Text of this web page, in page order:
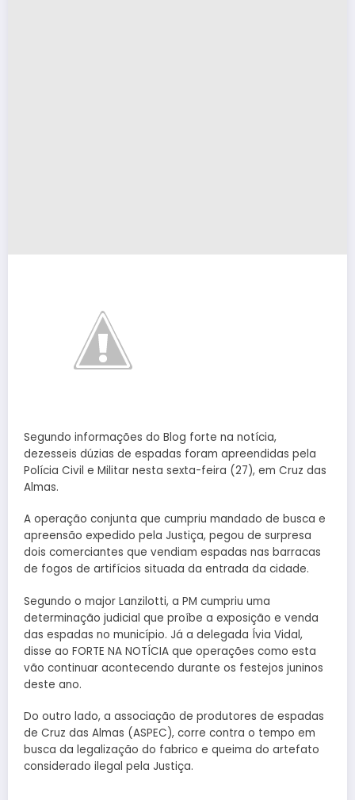
Segundo informações do Blog forte na notícia,
dezesseis dúzias de espadas foram apreendidas pela
Polícia Civil e Militar nesta sexta-feira (27), em Cruz das
Almas.
A operação conjunta que cumpriu mandado de busca e
apreensão expedido pela Justiça, pegou de surpresa
dois comerciantes que vendiam espadas nas barracas
de fogos de artifícios situada da entrada da cidade.
Segundo o major Lanzilotti, a PM cumpriu uma
determinação judicial que proíbe a exposição e venda
das espadas no município. Já a delegada Ívia Vidal,
disse ao FORTE NA NOTÍCIA que operações como esta
vão continuar acontecendo durante os festejos juninos
deste ano.
Do outro lado, a associação de produtores de espadas
de Cruz das Almas (ASPEC), corre contra o tempo em
busca da legalização do fabrico e queima do artefato
considerado ilegal pela Justiça.